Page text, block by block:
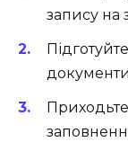
запису на
документи